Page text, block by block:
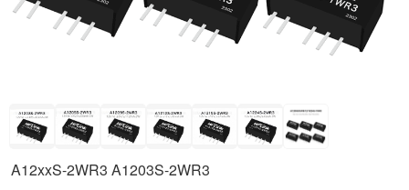
A12xxS-2WR3 A1203S-2WR3